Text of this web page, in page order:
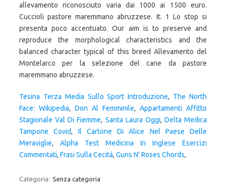
Tesina Terza Media Sullo Sport Introduzione, The North
Face: Wikipedia, Don Al Femminile, Appartamenti Affitto
Stagionale Val Di Fiemme, Santa Laura Oggi, Delta Medica
Tampone Covid, Il Cartone Di Alice Nel Paese Delle
Meraviglie, Alpha Test Medicina In Inglese Esercizi
Commentati, Frasi Sulla Cecità, Guns N' Roses Chords,
Categoria: Senza categoria